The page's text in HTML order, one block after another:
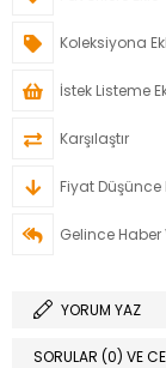
Koleksiyona
İstek Listeme
Karşılaştır
Fiyat Düşünce
Gelince Haber
YORUM YAZ
SORULAR (0) VE